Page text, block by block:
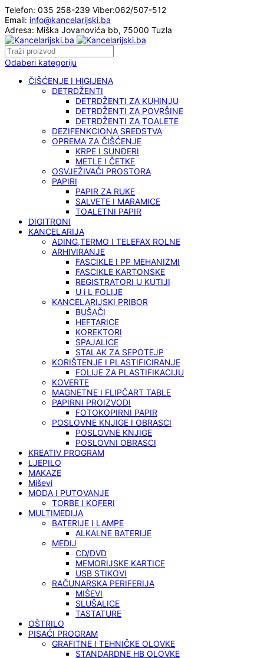
Telefon: 035 258-239 Viber:062/507-512
Email: info@kancelarijski.ba
Adresa: Miška Jovanovića bb, 75000 Tuzla
Odaberi kategoriju
ČIŠĆENJE I HIGIJENA
DETRDŽENTI
DETRDŽENTI ZA KUHINJU
DETRDŽENTI ZA POVRŠINE
DETRDŽENTI ZA TOALETE
DEZIFENKCIONA SREDSTVA
OPREMA ZA ČIŠĆENJE
KRPE I SUNĐERI
METLE I ČETKE
OSVJEŽIVAČI PROSTORA
PAPIRI
PAPIR ZA RUKE
SALVETE I MARAMICE
TOALETNI PAPIR
DIGITRONI
KANCELARIJA
ADING,TERMO I TELEFAX ROLNE
ARHIVIRANJE
FASCIKLE I PP MEHANIZMI
FASCIKLE KARTONSKE
REGISTRATORI U KUTIJI
U i L FOLIJE
KANCELARIJSKI PRIBOR
BUŠAČI
HEFTARICE
KOREKTORI
SPAJALICE
STALAK ZA SEPOTEJP
KORIŠTENJE I PLASTIFICIRANJE
FOLIJE ZA PLASTIFIKACIJU
KOVERTE
MAGNETNE I FLIPČART TABLE
PAPIRNI PROIZVODI
FOTOKOPIRNI PAPIR
POSLOVNE KNJIGE I OBRASCI
POSLOVNE KNJIGE
POSLOVNI OBRASCI
KREATIV PROGRAM
LJEPILO
MAKAZE
Miševi
MODA I PUTOVANJE
TORBE I KOFERI
MULTIMEDIJA
BATERIJE I LAMPE
ALKALNE BATERIJE
MEDIJ
CD/DVD
MEMORIJSKE KARTICE
USB STIKOVI
RAČUNARSKA PERIFERIJA
MIŠEVI
SLUŠALICE
TASTATURE
OŠTRILO
PISAĆI PROGRAM
GRAFITNE I TEHNIČKE OLOVKE
STANDARDNE HB OLOVKE